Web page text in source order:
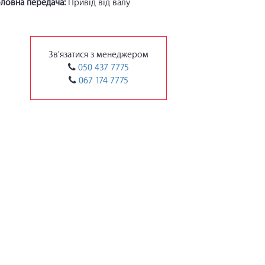
передача:Привід від валу
Зв'язатися з менеджером
050 437 7775
067 174 7775